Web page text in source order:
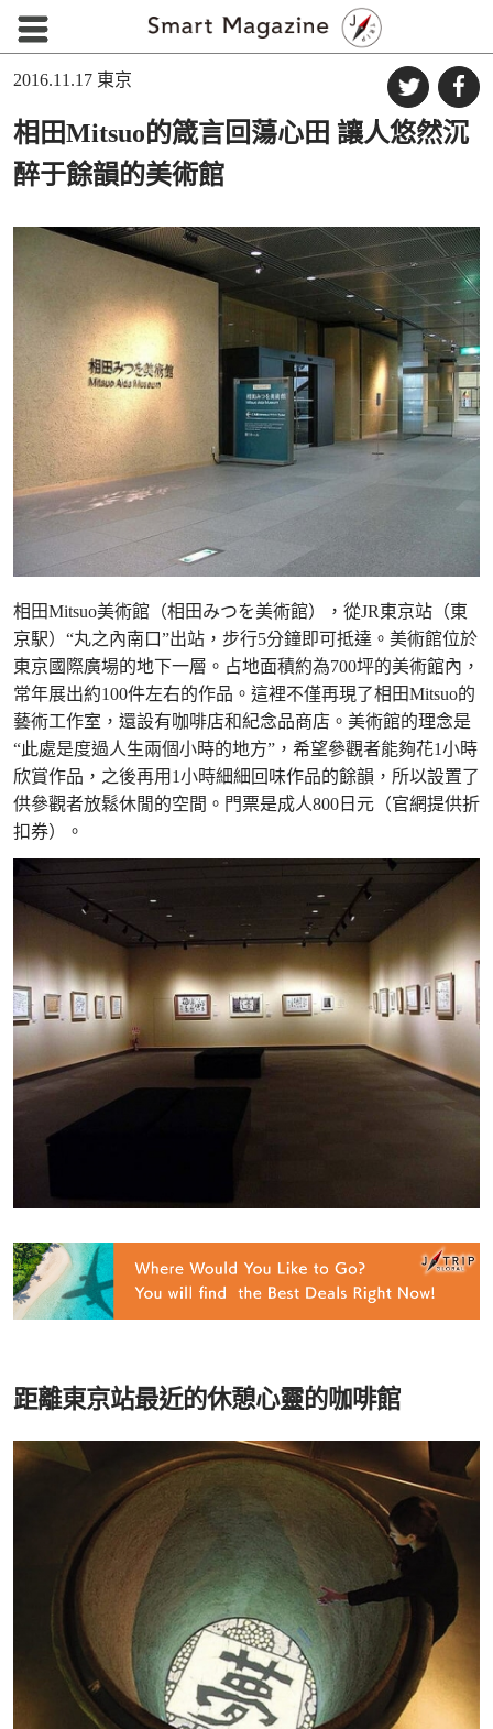
2016.11.17 東京
相田Mitsuo的箴言回蕩心田 讓人悠然沉
醉于餘韻的美術館
相田Mitsuo美術館（相田みつを美術館），從JR東京站（東
京駅）“丸之內南口”出站，步行5分鐘即可抵達。美術館位於
東京國際廣場的地下一層。占地面積約為700坪的美術館內，
常年展出約100件左右的作品。這裡不僅再現了相田Mitsuo的
藝術工作室，還設有咖啡店和紀念品商店。美術館的理念是
“此處是度過人生兩個小時的地方”，希望參觀者能夠花1小時
欣賞作品，之後再用1小時細細回味作品的餘韻，所以設置了
供參觀者放鬆休閒的空間。門票是成人800日元（官網提供折
扣券）。
距離東京站最近的休憩心靈的咖啡館